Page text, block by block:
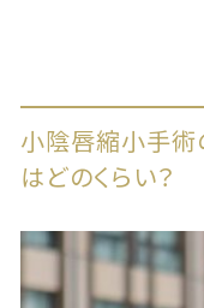
小陰唇縮小手術
はどのくらい？